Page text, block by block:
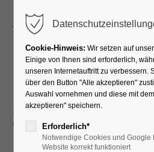
Führung
Schäferkämper
Wassermühle
Cookie-Hinweis: Wir setzen auf
Einige von Ihnen sind erforderlich,
unseren Internetauftritt zu verbessern.
über den Button "Alle akzeptieren"
Auswahl vornehmen und diese mit
akzeptieren" speichern.
Erforderlich*
Notwendige Cookies und Google
Website korrekt funktioniert